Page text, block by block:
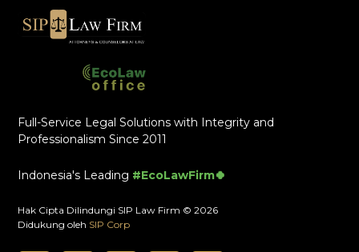
Full-Service Legal Solutions with Integrity and
Professionalism Since 2011
Indonesia's Leading #EcoLawFirm🍀
Hak Cipta Dilindungi SIP Law Firm © 2026
Didukung oleh SIP Corp